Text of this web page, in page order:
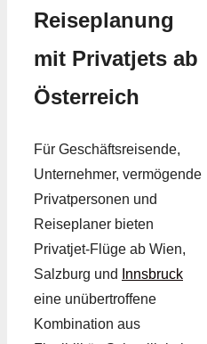
Reiseplanung
mit Privatjets ab
Österreich
Für Geschäftsreisende,
Unternehmer, vermögende
Privatpersonen und
Reiseplaner bieten
Privatjet-Flüge ab Wien,
Salzburg und
Innsbruck
eine unübertroffene
Kombination aus